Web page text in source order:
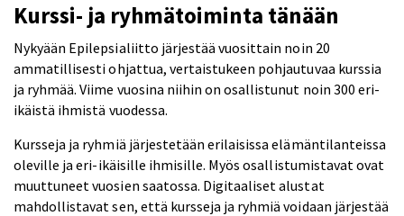
Kurssi- ja ryhmätoiminta tänään
Nykyään Epilepsialiitto järjestää vuosittain noin 20
ammatillisesti ohjattua, vertaistukeen pohjautuvaa kurssia
ja ryhmää. Viime vuosina niihin on osallistunut noin 300 eri-
ikäistä ihmistä vuodessa.
Kursseja ja ryhmiä järjestetään erilaisissa elämäntilanteissa
oleville ja eri-ikäisille ihmisille. Myös osallistumistavat ovat
muuttuneet vuosien saatossa. Digitaaliset alustat
mahdollistavat sen, että kursseja ja ryhmiä voidaan järjestää